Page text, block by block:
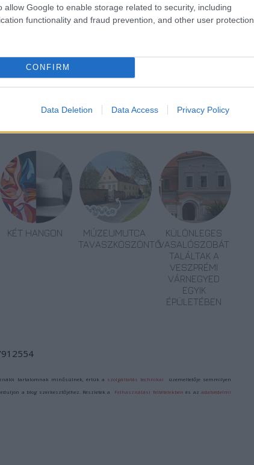
allow Google to enable storage related to security, including
functionality and fraud prevention, and other user protection.
CONFIRM
Data Deletion Data Access Privacy Policy
hasonló volt az érdeklődés, talán egy
előző években - összegezte Patrus Sándor az
KÉT HANGON
MÚZEUMUTCA
TAVASZKÖSZÖNTŐ
KÜLÖNLEGES
VASALÓSZOBÁT
TALÁLTAK A
VESZPRÉMI
VÁRNEGYED
EGYIK
ÉPÜLETÉBEN
tartalomnak minősülnek, értük a szolgáltatás technikai üzemeltetője semmilyen
a blog szerkesztőjéhez. Részletek a Felhasználási feltételekben és azadatvédelmi